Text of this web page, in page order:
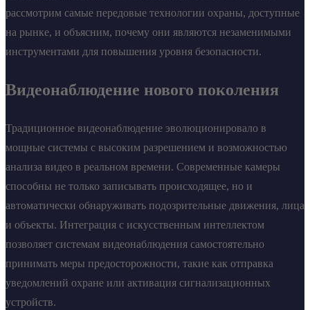
рассмотрим самые передовые технологии охраны, доступные
на рынке, и объясним, почему они являются незаменимыми
инструментами для повышения уровня безопасности.
Видеонаблюдение нового поколения
Традиционное видеонаблюдение эволюционировало в
мощные системы с высоким разрешением и возможностью
анализа видео в реальном времени. Современные камеры
способны не только записывать происходящее, но и
автоматически обнаруживать подозрительные движения, лица
и объекты. Интеграция с искусственным интеллектом
позволяет системам видеонаблюдения самостоятельно
принимать меры предосторожности, такие как отправка
уведомлений охране или активация сигнализационных
устройств.